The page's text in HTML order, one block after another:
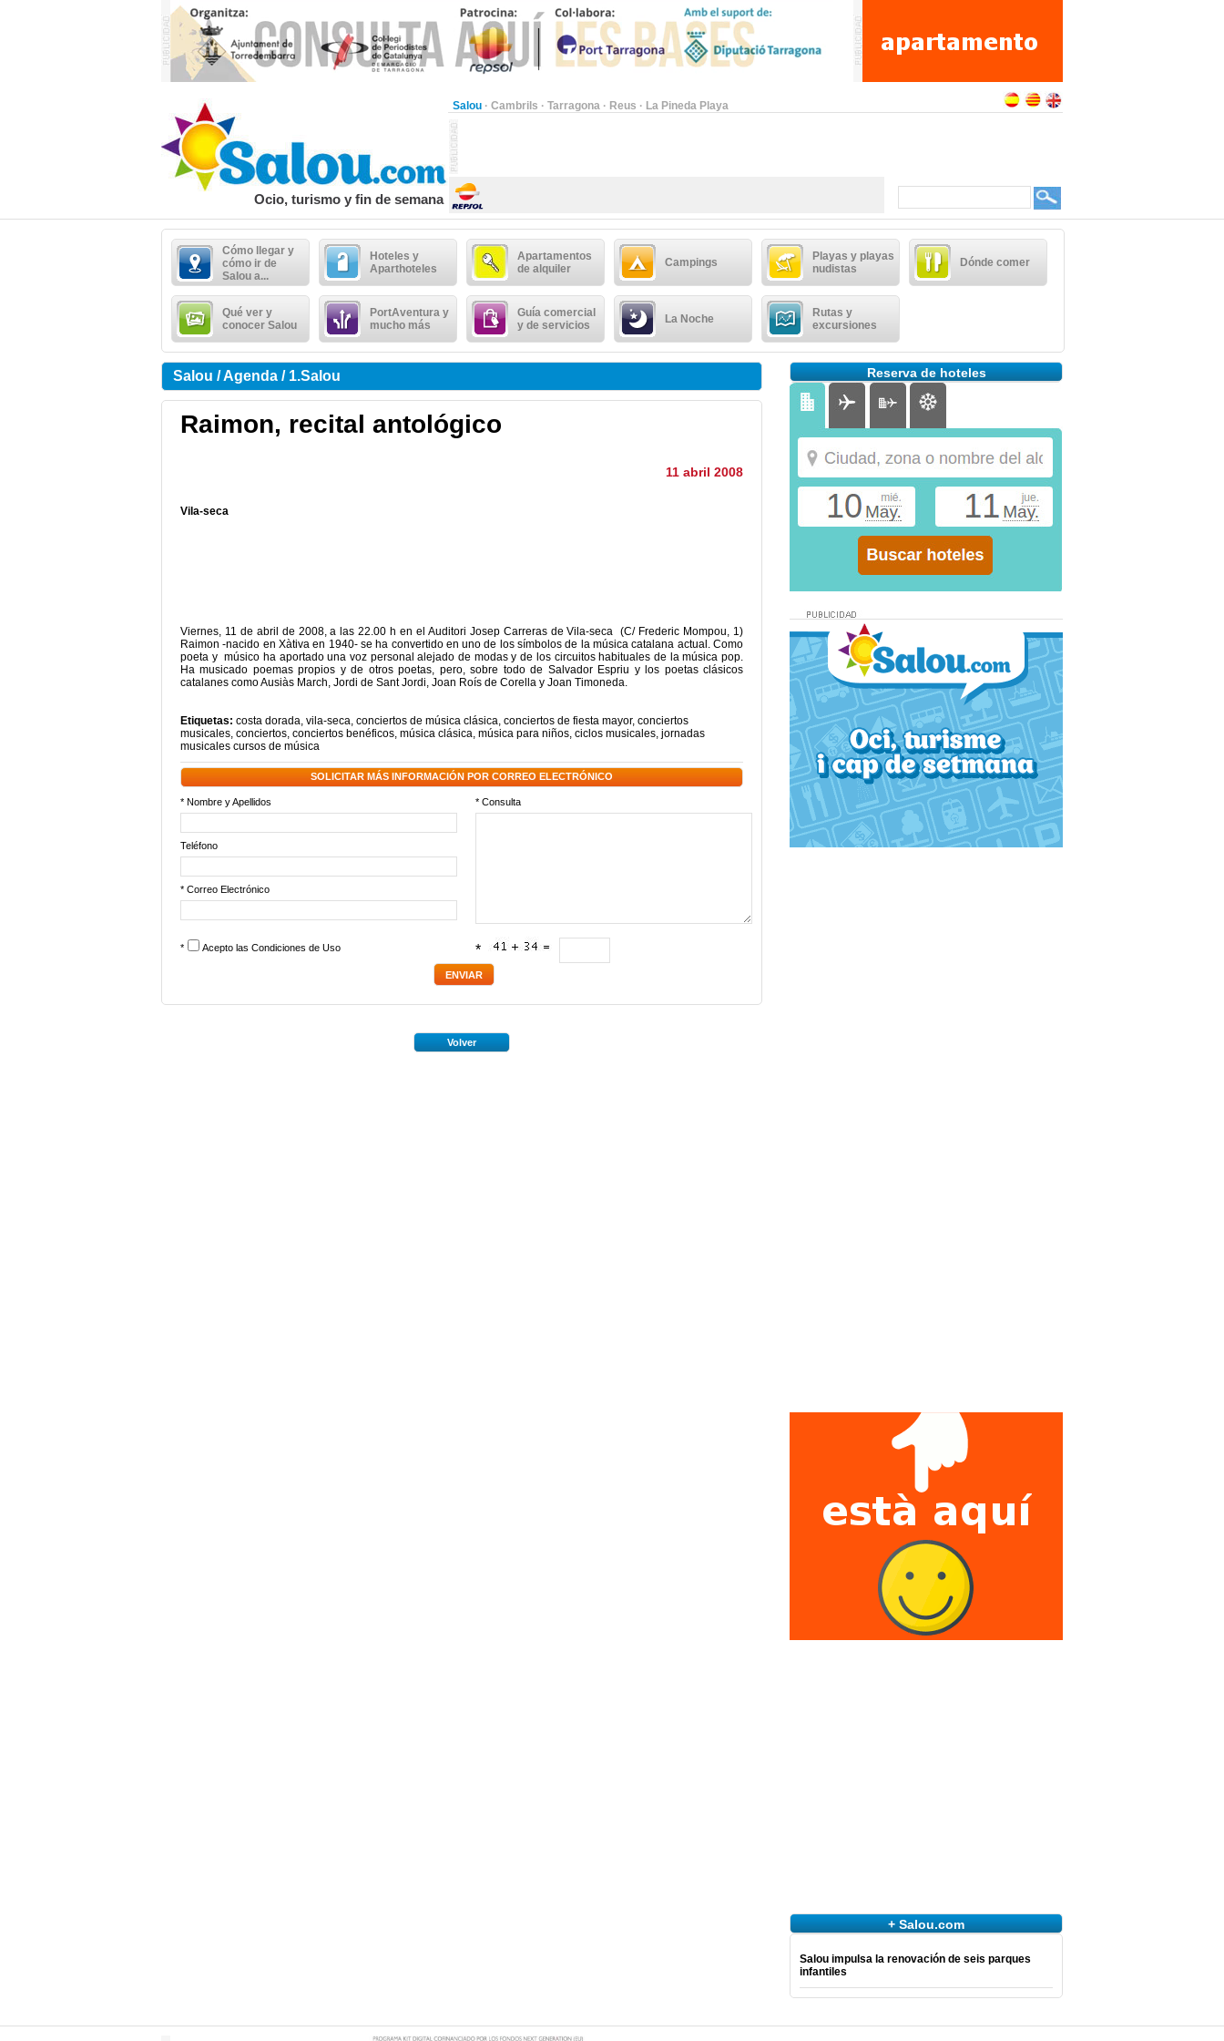
Salou · Cambrils · Tarragona · Reus · La Pineda Playa
Ocio, turismo y fin de semana
Cómo llegar y
cómo ir de
Salou a...
Hoteles y
Aparthoteles
Apartamentos
de alquiler
Campings
Playas y playas
nudistas
Dónde comer
Qué ver y
conocer Salou
PortAventura y
mucho más
Guía comercial
y de servicios
La Noche
Rutas y
excursiones
Salou / Agenda / 1.Salou
Raimon, recital antológico
11 abril 2008
Vila-seca
Viernes, 11 de abril de 2008, a las 22.00 h en el Auditori Josep Carreras de Vila-seca (C/ Frederic Mompou, 1)
Raimon -nacido en Xàtiva en 1940- se ha convertido en uno de los símbolos de la música catalana actual. Como
poeta y músico ha aportado una voz personal alejado de modas y de los circuitos habituales de la música pop.
Ha musicado poemas propios y de otros poetas, pero, sobre todo de Salvador Espriu y los poetas clásicos
catalanes como Ausiàs March, Jordi de Sant Jordi, Joan Roís de Corella y Joan Timoneda.
Etiquetas: costa dorada, vila-seca, conciertos de música clásica, conciertos de fiesta mayor, conciertos
musicales, conciertos, conciertos benéficos, música clásica, música para niños, ciclos musicales, jornadas
musicales cursos de música
SOLICITAR MÁS INFORMACIÓN POR CORREO ELECTRÓNICO
* Nombre y Apellidos * Consulta
Teléfono
* Correo Electrónico
* Acepto las Condiciones de Uso *
Volver
Reserva de hoteles
+ Salou.com
Salou impulsa la renovación de seis parques
infantiles